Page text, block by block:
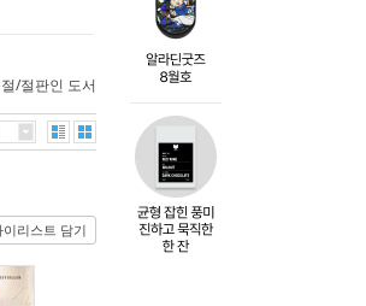
/절판인 도서
이리스트 담기